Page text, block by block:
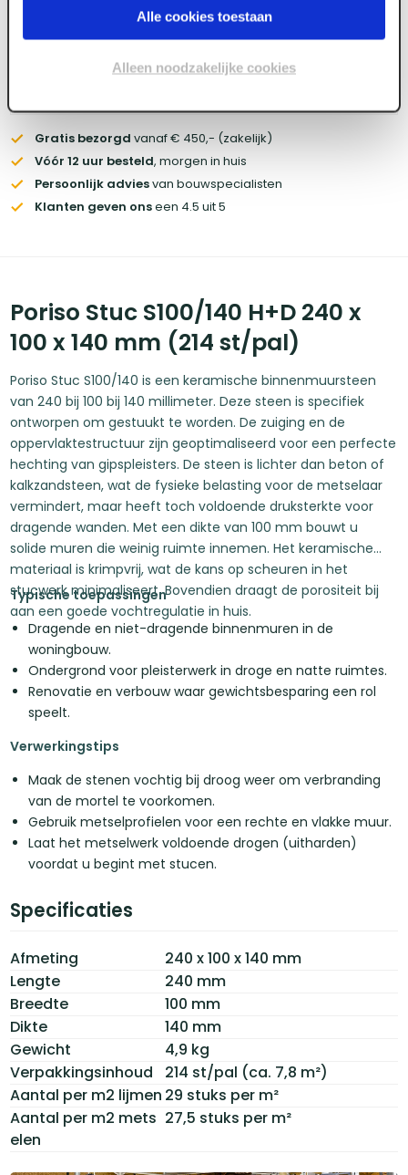
Alle cookies toestaan
Alleen noodzakelijke cookies
Wil je de scherpste prijs? Meld je aan voor een
account
Gratis bezorgd vanaf € 450,- (zakelijk)
Vóór 12 uur besteld, morgen in huis
Persoonlijk adviesvan bouwspecialisten
Klanten geven onseen 4.5 uit 5
Poriso Stuc S100/140 H+D 240 x
100 x 140 mm (214 st/pal)
Poriso Stuc S100/140 is een keramische binnenmuursteen
van 240 bij 100 bij 140 millimeter. Deze steen is specifiek
ontworpen om gestuukt te worden. De zuiging en de
oppervlaktestructuur zijn geoptimaliseerd voor een perfecte
hechting van gipspleisters. De steen is lichter dan beton of
kalkzandsteen, wat de fysieke belasting voor de metselaar
vermindert, maar heeft toch voldoende druksterkte voor
dragende wanden. Met een dikte van 100 mm bouwt u
solide muren die weinig ruimte innemen. Het keramische
materiaal is krimpvrij, wat de kans op scheuren in het
stucwerk minimaliseert. Bovendien draagt de porositeit bij
aan een goede vochtregulatie in huis.
Typische toepassingen
Dragende en niet-dragende binnenmuren in de
woningbouw.
Ondergrond voor pleisterwerk in droge en natte ruimtes.
Renovatie en verbouw waar gewichtsbesparing een rol
speelt.
Verwerkingstips
Maak de stenen vochtig bij droog weer om verbranding
van de mortel te voorkomen.
Gebruik metselprofielen voor een rechte en vlakke muur.
Laat het metselwerk voldoende drogen (uitharden)
voordat u begint met stucen.
Specificaties
Afmeting
240 x 100 x 140 mm
Lengte
240 mm
Breedte
100 mm
Dikte
140 mm
Gewicht
4,9 kg
Verpakkingsinhoud
214 st/pal (ca. 7,8 m²)
Aantal per m2 lijmen 29 stuks per m²
Aantal per m2 mets
elen
27,5 stuks per m²